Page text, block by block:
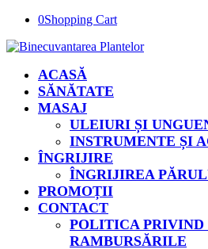
0Shopping Cart
ACASĂ
SĂNĂTATE
MASAJ
ULEIURI ȘI
INSTRUMENTE ȘI
ÎNGRIJIRE
ÎNGRIJIREA
PROMOȚII
CONTACT
POLITICA PRIVIND
RAMBURSĂRILE